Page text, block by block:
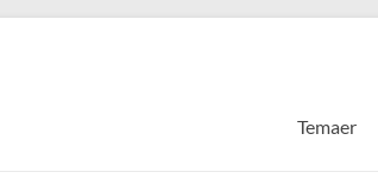
Temaer